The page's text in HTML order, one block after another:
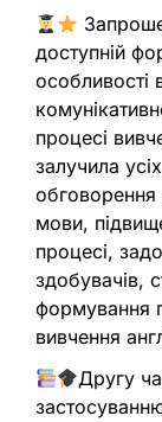
доступній
особливості
процесі
залучила
мови,
процесі,
здобувачів,
формування
вивчення
Другу